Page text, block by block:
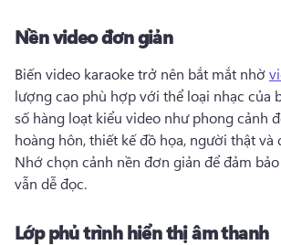
Nền video đơn giản
Biến video karaoke trở nên bắt mắt nhờ
lượng cao phù hợp với thể loại nhạc của
số hàng loạt kiểu video như phong cảnh
Nhớ chọn cảnh nền đơn giản để đảm
vẫn dễ đọc.
Lớp phủ trình hiển thị âm thanh